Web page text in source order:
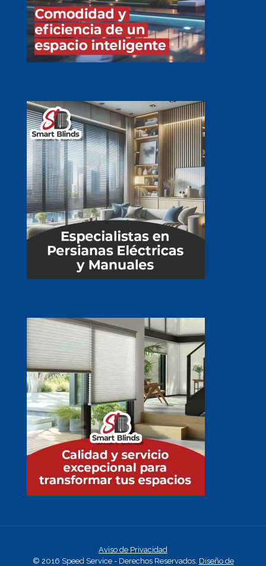
Aviso de Privacidad
© 2016 Speed Service - Derechos Reservados. Diseño de